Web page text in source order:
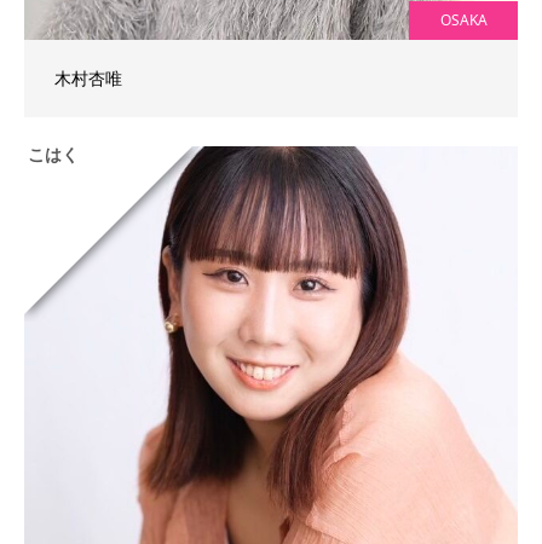
OSAKA
木村杏唯
こはく